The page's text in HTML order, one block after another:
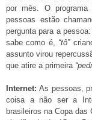
por mês. O programa
pessoas estão
pergunta para a pessoa:
sabe como é, “tô”
assunto virou
que atire a primeira
Internet: As pessoas,
coisa a não ser a
brasileiros na Copa